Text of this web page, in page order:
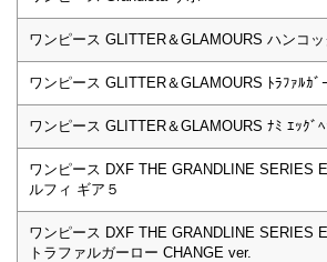
ワンピース GLITTER＆GLAMOURS ハンコ
ワンピース GLITTER＆GLAMOURS ﾄﾗﾌｧﾙｶﾞ
ワンピース GLITTER＆GLAMOURS ﾅﾐ ｴｯｸﾞﾍ
ワンピース DXF THE GRANDLINE SERIES
ルフィ ギア５
ワンピース DXF THE GRANDLINE SERIES
トラファルガーロー CHANGE ver.